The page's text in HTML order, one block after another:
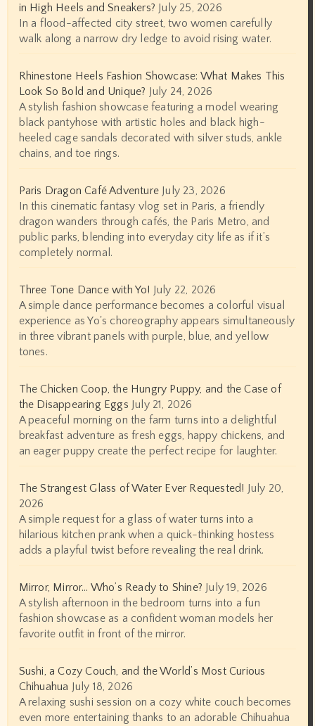
in High Heels and Sneakers? July 25, 2026
In a flood-affected city street, two women carefully
walk along a narrow dry ledge to avoid rising water.
Rhinestone Heels Fashion Showcase: What Makes This
Look So Bold and Unique? July 24, 2026
A stylish fashion showcase featuring a model wearing
black pantyhose with artistic holes and black high-
heeled cage sandals decorated with silver studs, ankle
chains, and toe rings.
Paris Dragon Café Adventure July 23, 2026
In this cinematic fantasy vlog set in Paris, a friendly
dragon wanders through cafés, the Paris Metro, and
public parks, blending into everyday city life as if it’s
completely normal.
Three Tone Dance with Yo! July 22, 2026
A simple dance performance becomes a colorful visual
experience as Yo's choreography appears simultaneously
in three vibrant panels with purple, blue, and yellow
tones.
The Chicken Coop, the Hungry Puppy, and the Case of
the Disappearing Eggs July 21, 2026
A peaceful morning on the farm turns into a delightful
breakfast adventure as fresh eggs, happy chickens, and
an eager puppy create the perfect recipe for laughter.
The Strangest Glass of Water Ever Requested! July 20,
2026
A simple request for a glass of water turns into a
hilarious kitchen prank when a quick-thinking hostess
adds a playful twist before revealing the real drink.
Mirror, Mirror… Who’s Ready to Shine? July 19, 2026
A stylish afternoon in the bedroom turns into a fun
fashion showcase as a confident woman models her
favorite outfit in front of the mirror.
Sushi, a Cozy Couch, and the World’s Most Curious
Chihuahua July 18, 2026
A relaxing sushi session on a cozy white couch becomes
even more entertaining thanks to an adorable Chihuahua